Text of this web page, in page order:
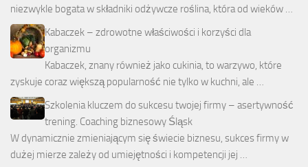
niezwykle bogata w składniki odżywcze roślina, która od wieków …
Kabaczek – zdrowotne właściwości i korzyści dla
organizmu
Kabaczek, znany również jako cukinia, to warzywo, które
zyskuje coraz większą popularność nie tylko w kuchni, ale …
Szkolenia kluczem do sukcesu twojej firmy – asertywność
trening. Coaching biznesowy Śląsk
W dynamicznie zmieniającym się świecie biznesu, sukces firmy w
dużej mierze zależy od umiejętności i kompetencji jej …